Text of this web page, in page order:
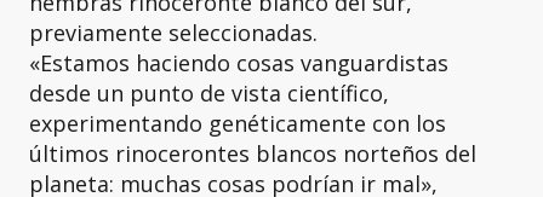
previamente seleccionadas.
«Estamos haciendo cosas vanguardistas
desde un punto de vista científico,
experimentando genéticamente con los
últimos rinocerontes blancos norteños del
planeta: muchas cosas podrían ir mal»,